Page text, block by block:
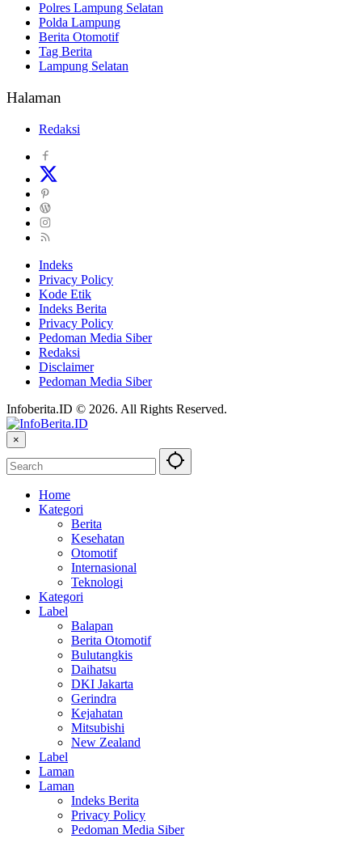
Polres Lampung Selatan
Polda Lampung
Berita Otomotif
Tag Berita
Lampung Selatan
Halaman
Redaksi
Indeks
Privacy Policy
Kode Etik
Indeks Berita
Privacy Policy
Pedoman Media Siber
Redaksi
Disclaimer
Pedoman Media Siber
Infoberita.ID © 2026. All Rights Reserved.
×
Home
Kategori
Berita
Kesehatan
Otomotif
Internasional
Teknologi
Kategori
Label
Balapan
Berita Otomotif
Bulutangkis
Daihatsu
DKI Jakarta
Gerindra
Kejahatan
Mitsubishi
New Zealand
Label
Laman
Laman
Indeks Berita
Privacy Policy
Pedoman Media Siber